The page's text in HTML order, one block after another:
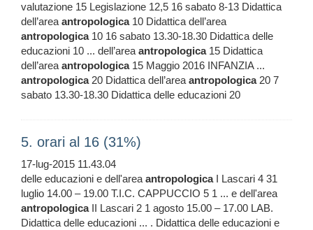
valutazione 15 Legislazione 12,5 16 sabato 8-13 Didattica
dell’areaantropologica10 Didattica dell’area
antropologica10 16 sabato 13.30-18.30 Didattica delle
educazioni 10 ... dell’areaantropologica15 Didattica
dell’areaantropologica15 Maggio 2016 INFANZIA ...
antropologica20 Didattica dell’areaantropologica20 7
sabato 13.30-18.30 Didattica delle educazioni 20
5. orari al 16 (31%)
17-lug-2015 11.43.04
delle educazioni e dell'areaantropologicaI Lascari 4 31
luglio 14.00 – 19.00 T.I.C. CAPPUCCIO 5 1 ... e dell'area
antropologicaII Lascari 2 1 agosto 15.00 – 17.00 LAB.
Didattica delle educazioni ... . Didattica delle educazioni e